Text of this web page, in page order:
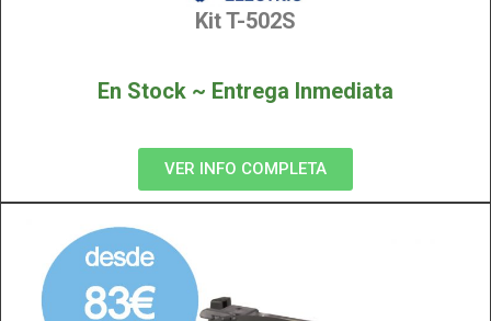
Kit T-502S
En Stock ~ Entrega Inmediata
VER INFO COMPLETA